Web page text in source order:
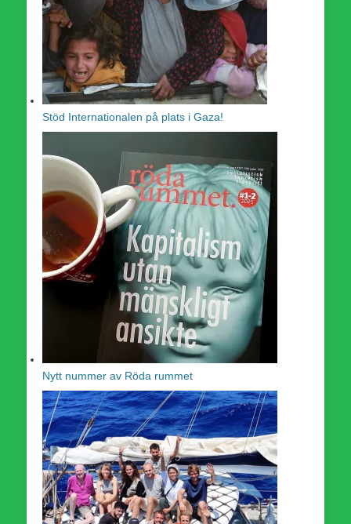
Stöd Internationalen på plats i Gaza!
Nytt nummer av Röda rummet